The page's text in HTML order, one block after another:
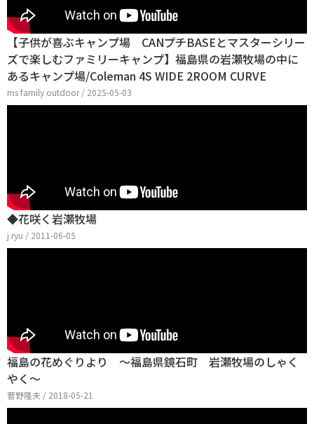
【子供が喜ぶキャンプ場 CANプチBASEとマスターシリー
ズで楽しむファミリーキャンプ】福島県の岩瀬牧場の中に
あるキャンプ場/Coleman 4S WIDE 2ROOM CURVE
ms family outdoor / 2025-05-03
◆花咲く岩瀬牧場
j ryu / 2011-06-05
福島の花めぐりより ～福島県鏡石町 岩瀬牧場のしゃく
やく～
菅野隆夫 / 2018-05-21